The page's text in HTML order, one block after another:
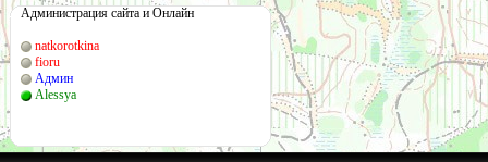
Администрация сайта и Онлайн
natkorotkina
fioru
Админ
Alessya